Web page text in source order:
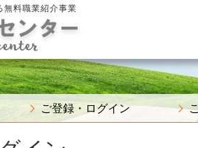
無料職業紹介事業
ご登録・ログイン